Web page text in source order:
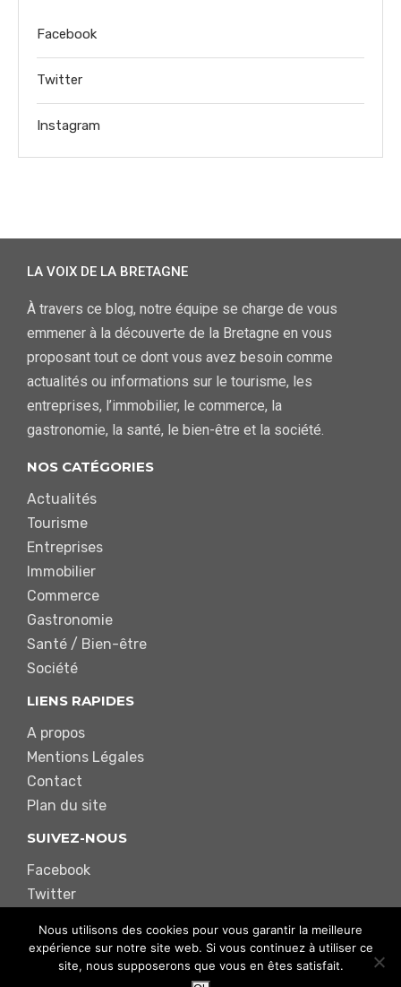
Facebook
Twitter
Instagram
LA VOIX DE LA BRETAGNE
À travers ce blog, notre équipe se charge de vous
emmener à la découverte de la Bretagne en vous
proposant tout ce dont vous avez besoin comme
actualités ou informations sur le tourisme, les
entreprises, l’immobilier, le commerce, la
gastronomie, la santé, le bien-être et la société.
NOS CATÉGORIES
Actualités
Tourisme
Entreprises
Immobilier
Commerce
Gastronomie
Santé / Bien-être
Société
LIENS RAPIDES
A propos
Mentions Légales
Contact
Plan du site
SUIVEZ-NOUS
Facebook
Twitter
Youtube
Nous utilisons des cookies pour vous garantir la meilleure
expérience sur notre site web. Si vous continuez à utiliser ce
site, nous supposerons que vous en êtes satisfait.